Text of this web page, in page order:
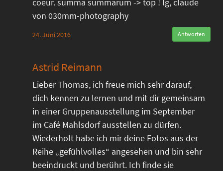
von 030mm-photography
24. Juni 2016 Antworten
Astrid Reimann
Lieber Thomas, ich freue mich sehr darauf,
dich kennen zu lernen und mit dir gemeinsam
in einer Gruppenausstellung im September
im Café Mahlsdorf ausstellen zu dürfen.
Wiederholt habe ich mir deine Fotos aus der
Reihe „gefühlvolles“ angesehen und bin sehr
beeindruckt und berührt. Ich finde sie